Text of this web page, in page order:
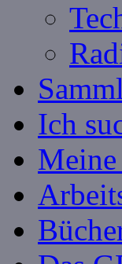
Ich
Meine